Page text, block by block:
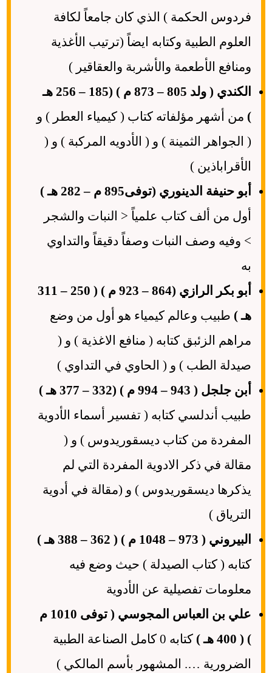
فردوس الحكمة ) الذي كان جامعاً لكافة
العلوم الطبية وكتابه ايضاً (ترتيب الأغذية
ومنافع الأطعمة والأشربة والعقاقير )
الكندي ( ولد 805 – 873 م ) (185 – 256 هـ
) من أشهر مؤلفاته كتاب ( كيمياء العطر ) و
( الجواهر الثمينة ) و ( الأدويه المركبة ) و (
الأقراباذين )
أبو حنيفة الدينوري (توفى895 م – 282 هـ )
أول من ألف كتاب علمياً < النبات والشجر
> وفيه وصف النبات وصفاً دقيقاً والتداوي
به
أبو بكر الرازي (864 – 923 م ) ( 250 – 311
هـ ) طبيب وعالم كيمياء هو أول من وضع
مراهم الزئبق كتابه ( منافع الاغذية ) و (
صيدلة الطب ) و ( الحاوي في التداوي )
أبن جلجل ( 943 – 994 م ) (332 – 377 هـ )
طبيب أندلسي كتابه ( تفسير أسماء الأدوية
المفردة من كتاب ديسقوريدوس ) و (
مقالة في ذكر الادوية المفردة التي لم
يذكرها ديسقوريدوس ) و (مقالة في أدوية
الترياق )
البيروني ( 973 – 1048 م ) ( 362 – 388 هـ )
كتابه ( كتاب الصيدلة ) حيث وضع فيه
معلومات تفصيلية عن الأدوية
علي بن العباس المجوسي ( توفى 1010 م
) ( 400 هـ )
كتابه 0 كامل الصناعة الطبية
الضرورية …. المشهور بأسم المالكي )